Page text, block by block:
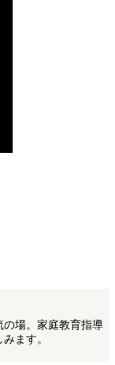
場。家庭教育指導
ます。